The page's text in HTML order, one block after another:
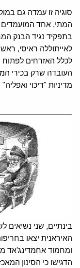
סוגיה זו עמדה גם
המתי, אחד המועמדים
בתפקיד נגיד הבנק
לאייתוללה ראיסי,
לכלל האזרחים לפתוח
העובדה שרק בכירי
מדיניות "דיכוי
בינתיים, שני
האיראנית יצאו
ומחמוד אחמדינג'אד
הדגישו כי הסינון